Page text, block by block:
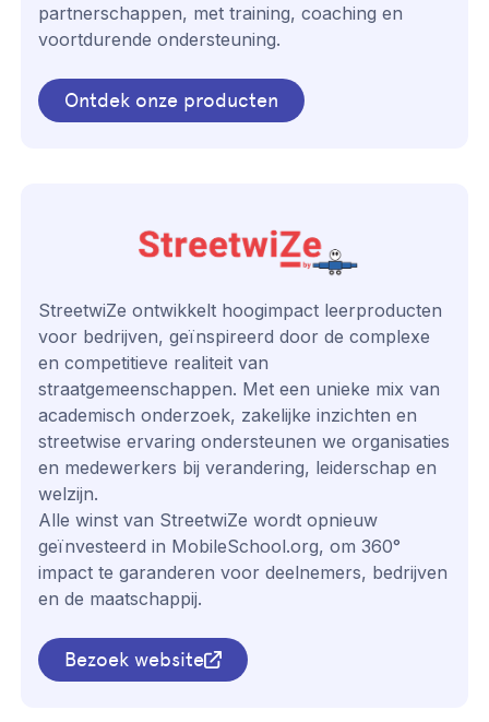
partnerschappen, met training, coaching en
voortdurende ondersteuning.
Ontdek onze producten
StreetwiZe ontwikkelt hoogimpact leerproducten
voor bedrijven, geïnspireerd door de complexe
en competitieve realiteit van
straatgemeenschappen. Met een unieke mix van
academisch onderzoek, zakelijke inzichten en
streetwise ervaring ondersteunen we organisaties
en medewerkers bij verandering, leiderschap en
welzijn.
Alle winst van StreetwiZe wordt opnieuw
geïnvesteerd in MobileSchool.org, om 360°
impact te garanderen voor deelnemers, bedrijven
en de maatschappij.
Bezoek website